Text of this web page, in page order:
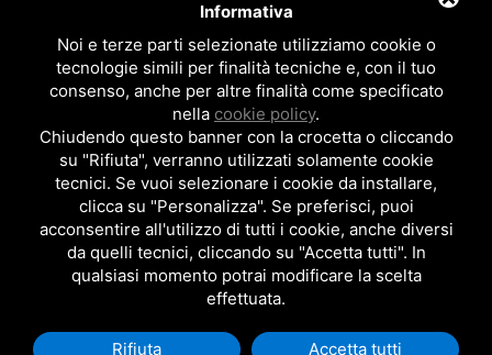
Supporto Tecnico Clienti: assistenza@svar1951.it
Fax: 041 532.73.01
Indirizzo: S.V.A.R. - Via Cappuccina n° 181 - 30172 Mestre VE
ITALY
P.I : 01971310279
ISCRIZIONE R.E.A. N. 189009
Per essere contattato da un nostro
rappresentante clicca qui
Informativa
Noi e terze parti selezionate utilizziamo cookie o
tecnologie simili per finalità tecniche e, con il tuo
consenso, anche per altre finalità come specificato
nella cookie policy.
Chiudendo questo banner con la crocetta o cliccando
su "Rifiuta", verranno utilizzati solamente cookie
tecnici. Se vuoi selezionare i cookie da installare,
clicca su "Personalizza". Se preferisci, puoi
acconsentire all'utilizzo di tutti i cookie, anche diversi
da quelli tecnici, cliccando su "Accetta tutti". In
qualsiasi momento potrai modificare la scelta
effettuata.
Rifiuta Accetta tutti